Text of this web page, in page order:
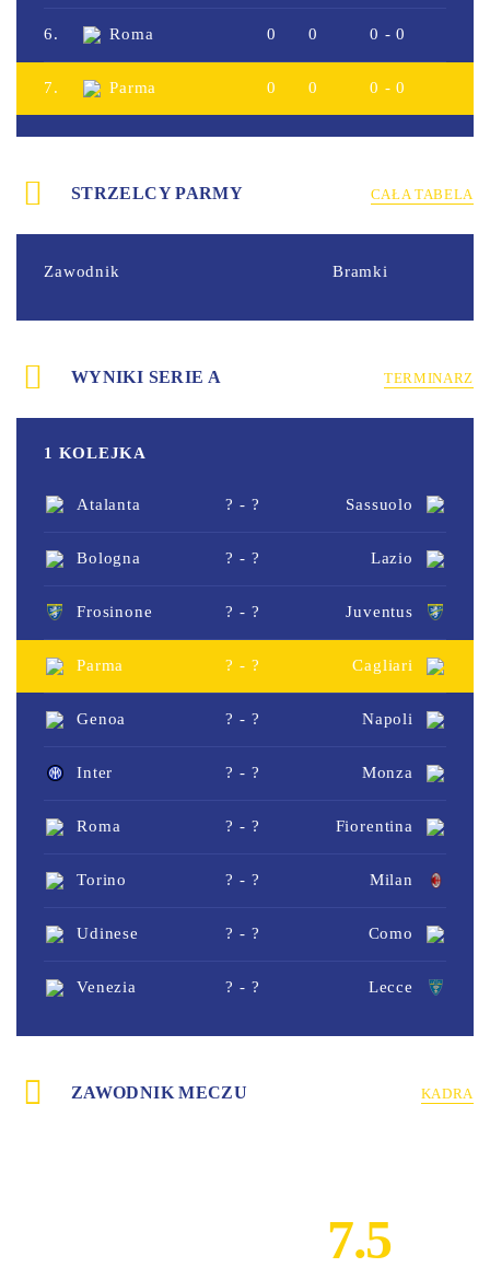
6. Roma 0 0 0 - 0
7. Parma 0 0 0 - 0
STRZELCY PARMY CAŁA TABELA
Zawodnik Bramki
WYNIKI SERIE A TERMINARZ
1 KOLEJKA
Atalanta ? - ? Sassuolo
Bologna ? - ? Lazio
Frosinone ? - ? Juventus
Parma ? - ? Cagliari
Genoa ? - ? Napoli
Inter ? - ? Monza
Roma ? - ? Fiorentina
Torino ? - ? Milan
Udinese ? - ? Como
Venezia ? - ? Lecce
ZAWODNIK MECZU KADRA
7.5